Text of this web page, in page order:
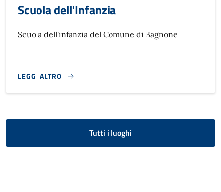
Scuola dell'Infanzia
Scuola dell'infanzia del Comune di Bagnone
LEGGI ALTRO
}
Tutti i luoghi